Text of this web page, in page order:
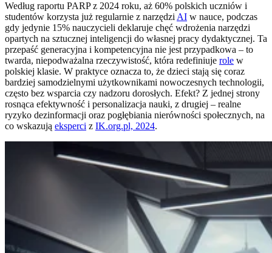
Według raportu PARP z 2024 roku, aż 60% polskich uczniów i
studentów korzysta już regularnie z narzędzi AI w nauce, podczas
gdy jedynie 15% nauczycieli deklaruje chęć wdrożenia narzędzi
opartych na sztucznej inteligencji do własnej pracy dydaktycznej. Ta
przepaść generacyjna i kompetencyjna nie jest przypadkowa – to
twarda, niepodważalna rzeczywistość, która redefiniuje role w
polskiej klasie. W praktyce oznacza to, że dzieci stają się coraz
bardziej samodzielnymi użytkownikami nowoczesnych technologii,
często bez wsparcia czy nadzoru dorosłych. Efekt? Z jednej strony
rosnąca efektywność i personalizacja nauki, z drugiej – realne
ryzyko dezinformacji oraz pogłębiania nierówności społecznych, na
co wskazują eksperci z IK.org.pl, 2024.